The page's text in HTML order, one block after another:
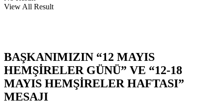
View All Result
BAŞKANIMIZIN “12 MAYIS
HEMŞİRELER GÜNÜ” VE “12-18
MAYIS HEMŞİRELER HAFTASI”
MESAJI